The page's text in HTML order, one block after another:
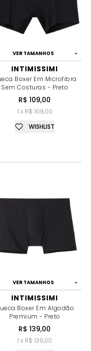
VER TAMANHOS
INTIMISSIMI
Boxer Em Microfibra
Sem Costuras - Preto
R$ 109,00
1 x R$ 109,00
WISHLIST
VER TAMANHOS
INTIMISSIMI
Boxer Em Algodão
Premium - Preto
R$ 139,00
1 x R$ 139,00